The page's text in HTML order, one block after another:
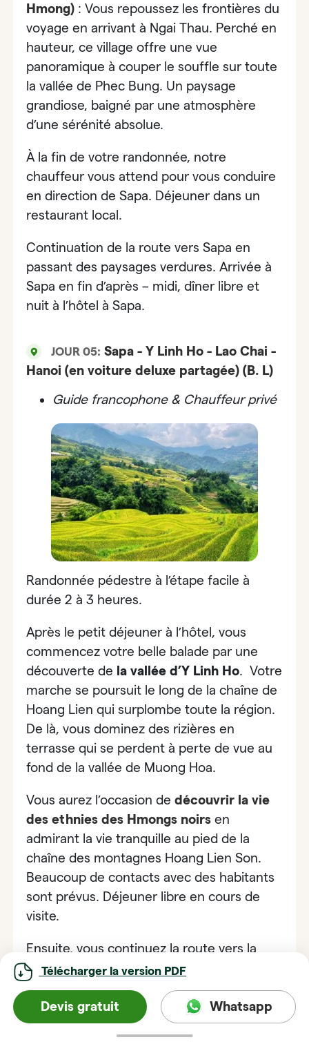
Hmong) :Vous repoussez les frontières du
voyage en arrivant à Ngai Thau. Perché en
hauteur, ce village offre une vue
panoramique à couper le souffle sur toute
la vallée de Phec Bung. Un paysage
grandiose, baigné par une atmosphère
d’une sérénité absolue.
À la fin de votre randonnée, notre
chauffeur vous attend pour vous conduire
en direction deSapa. Déjeuner dans un
restaurant local.
Continuation de la route versSapa en
passant des paysages verdures. Arrivée à
Sapa en fin d’après – midi, dîner libre et
nuit à l’hôtel à Sapa.
JOUR 05: Sapa - Y Linh Ho - Lao Chai -
Hanoi (en voiture deluxe partagée) (B. L)
Guide francophone & Chauffeur privé
Randonnée pédestre à l’étape facile à
durée 2 à 3 heures.
Après le petit déjeuner à l’hôtel, vous
commencez votre belle balade par une
découverte de la vallée d’Y Linh Ho. Votre
marche se poursuit le long de la chaîne de
Hoang Lien qui surplombe toute la région.
De là, vous dominez des rizières en
terrasse qui se perdent à perte de vue au
fond de la vallée de Muong Hoa.
Vous aurez l’occasion dedécouvrir la vie
des ethnies des Hmongs noirs en
admirant la vie tranquille au pied de la
chaîne des montagnes Hoang Lien Son.
Beaucoup de contacts avec des habitants
sont prévus. Déjeuner libre en cours de
visite.
Ensuite, vous continuez la route vers la
vallée de Lao Chai où nous faisons une
belle randonnée pédestre à travers des
beaux villages ethniques de Lao Chai.La
balade vous amènera à travers les
Devis gratuit Whatsapp
Télécharger la version PDF